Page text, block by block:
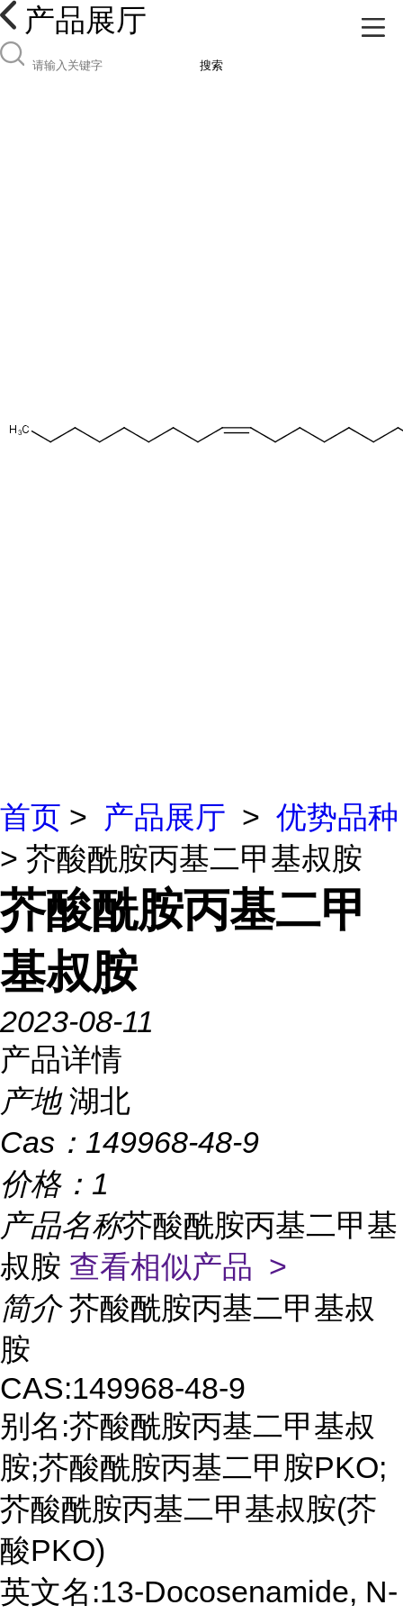
产品展厅
搜索
首页 > 产品展厅 > 优势品种
> 芥酸酰胺丙基二甲基叔胺
芥酸酰胺丙基二甲
基叔胺
2023-08-11
产品详情
产地 湖北
Cas： 149968-48-9
价格： 1
产品名称芥酸酰胺丙基二甲基
叔胺 查看相似产品 >
简介 芥酸酰胺丙基二甲基叔
胺
CAS:149968-48-9
别名:芥酸酰胺丙基二甲基叔
胺;芥酸酰胺丙基二甲胺PKO;
芥酸酰胺丙基二甲基叔胺(芥
酸PKO)
英文名:13-Docosenamide, N-